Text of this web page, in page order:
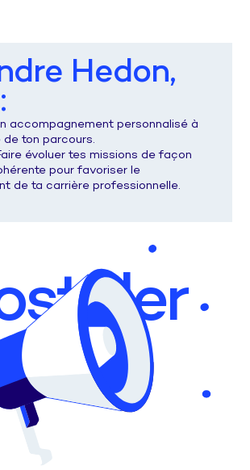
Hedon,
accompagnement personnalisé à
ton parcours.
évoluer tes missions de façon
pour favoriser le
de ta carrière professionnelle.